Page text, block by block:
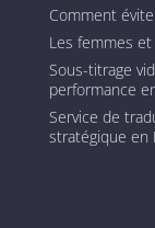
Comment
Les femmes
Sous-titrage
performance
Service de
stratégique en